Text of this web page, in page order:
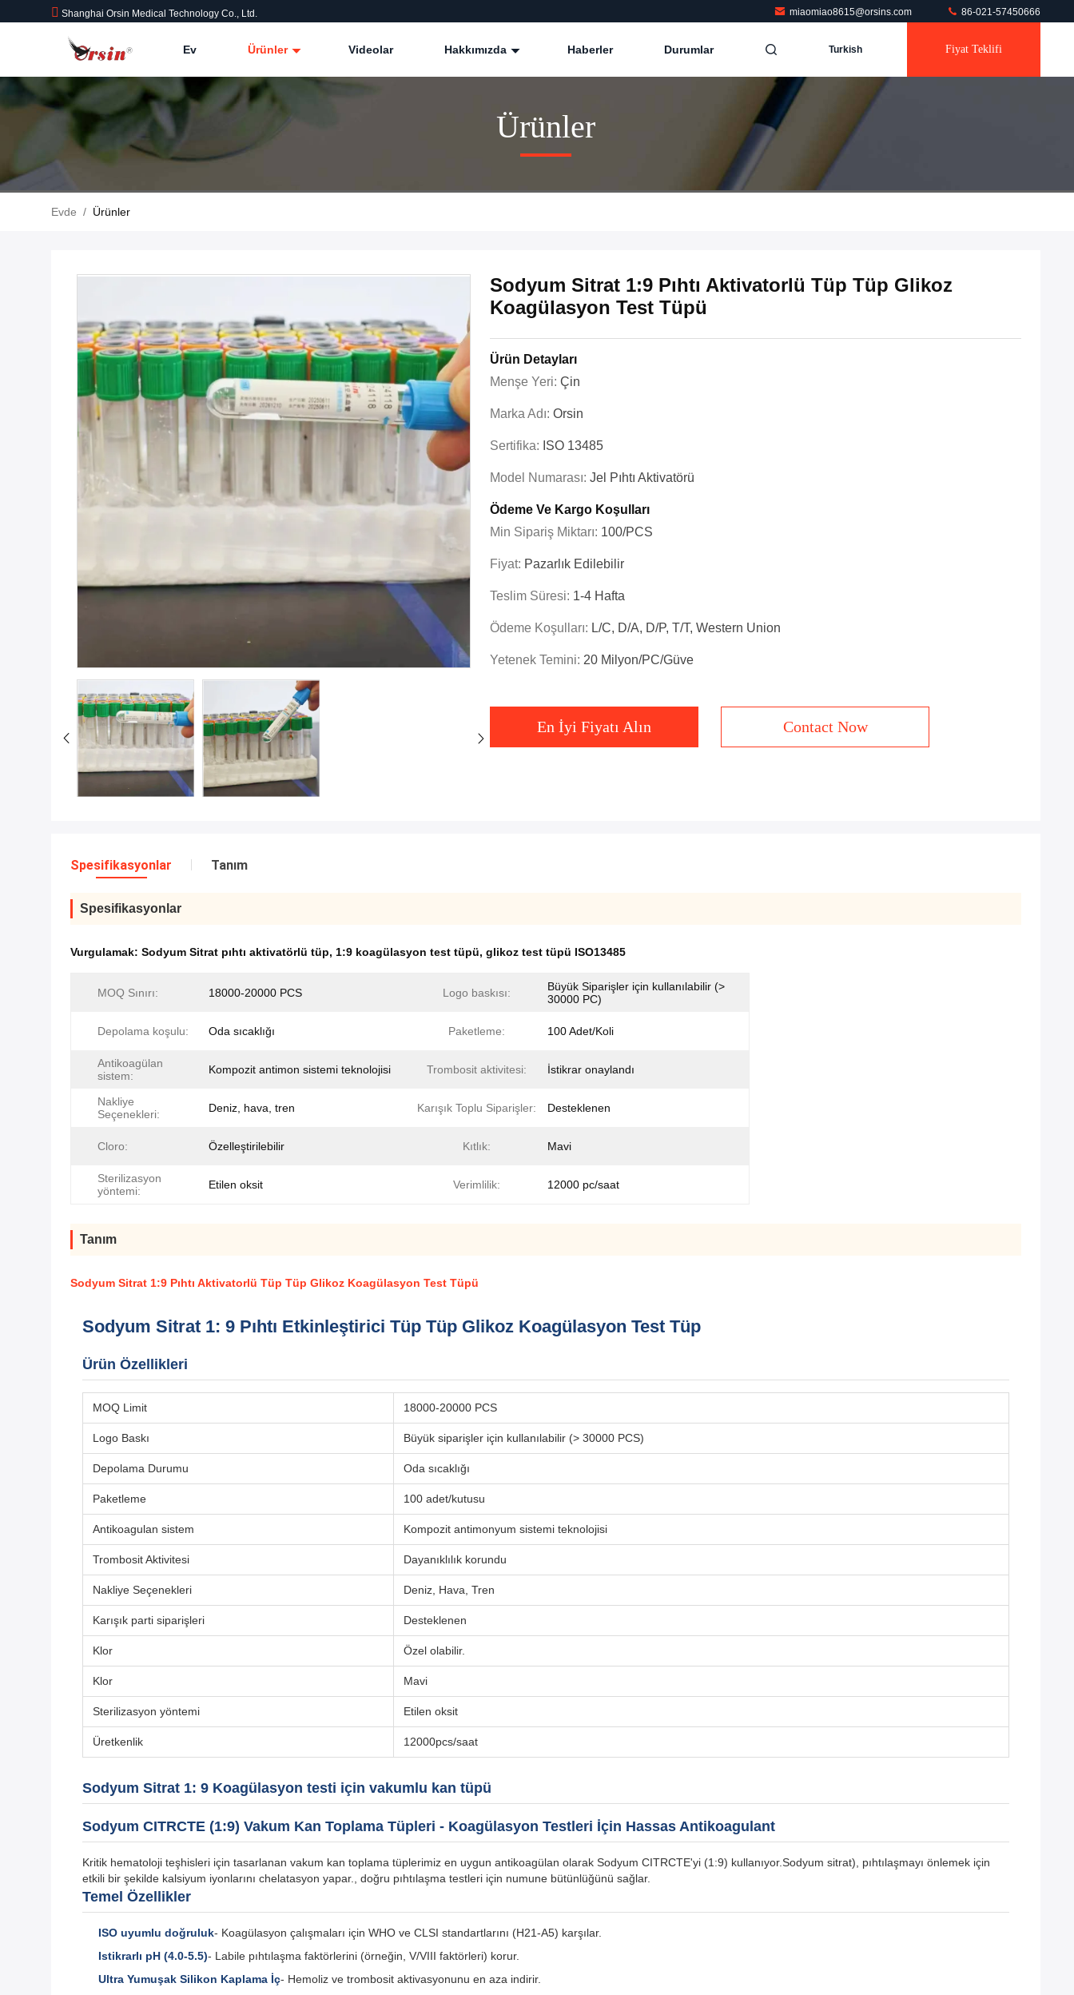
Shanghai Orsin Medical Technology Co., Ltd. miaomiao8615@orsins.com 86-021-57450666
Ev Ürünler Videolar Hakkımızda Haberler Durumlar Turkish Fiyat Teklifi
Ürünler
Evde / Ürünler
Sodyum Sitrat 1:9 Pıhtı Aktivatorlü Tüp Tüp Glikoz
Koagülasyon Test Tüpü
Ürün Detayları
Menşe Yeri: Çin
Marka Adı: Orsin
Sertifika: ISO 13485
Model Numarası: Jel Pıhtı Aktivatörü
Ödeme Ve Kargo Koşulları
Min Sipariş Miktarı: 100/PCS
Fiyat: Pazarlık Edilebilir
Teslim Süresi: 1-4 Hafta
Ödeme Koşulları: L/C, D/A, D/P, T/T, Western Union
Yetenek Temini: 20 Milyon/PC/Güve
En İyi Fiyatı Alın Contact Now
Spesifikasyonlar Tanım
Spesifikasyonlar
Vurgulamak: Sodyum Sitrat pıhtı aktivatörlü tüp, 1:9 koagülasyon test tüpü, glikoz test tüpü ISO13485
MOQ Sınırı: 18000-20000 PCS Logo baskısı:
Büyük Siparişler için kullanılabilir (>
30000 PC)
Depolama koşulu: Oda sıcaklığı Paketleme: 100 Adet/Koli
Antikoagülan
sistem:
Kompozit antimon sistemi teknolojisi Trombosit aktivitesi: İstikrar onaylandı
Nakliye
Seçenekleri:
Deniz, hava, tren Karışık Toplu Siparişler: Desteklenen
Cloro: Özelleştirilebilir Kıtlık: Mavi
Sterilizasyon
yöntemi:
Etilen oksit Verimlilik: 12000 pc/saat
Tanım
Sodyum Sitrat 1:9 Pıhtı Aktivatorlü Tüp Tüp Glikoz Koagülasyon Test Tüpü
Sodyum Sitrat 1: 9 Pıhtı Etkinleştirici Tüp Tüp Glikoz Koagülasyon Test Tüp
Ürün Özellikleri
MOQ Limit 18000-20000 PCS
Logo Baskı Büyük siparişler için kullanılabilir (> 30000 PCS)
Depolama Durumu Oda sıcaklığı
Paketleme 100 adet/kutusu
Antikoagulan sistem Kompozit antimonyum sistemi teknolojisi
Trombosit Aktivitesi Dayanıklılık korundu
Nakliye Seçenekleri Deniz, Hava, Tren
Karışık parti siparişleri Desteklenen
Klor Özel olabilir.
Klor Mavi
Sterilizasyon yöntemi Etilen oksit
Üretkenlik 12000pcs/saat
Sodyum Sitrat 1: 9 Koagülasyon testi için vakumlu kan tüpü
Sodyum CITRCTE (1:9) Vakum Kan Toplama Tüpleri - Koagülasyon Testleri İçin Hassas Antikoagulant
Kritik hematoloji teşhisleri için tasarlanan vakum kan toplama tüplerimiz en uygun antikoagülan olarak Sodyum CITRCTE'yi (1:9) kullanıyor.Sodyum sitrat), pıhtılaşmayı önlemek için
etkili bir şekilde kalsiyum iyonlarını chelatasyon yapar., doğru pıhtılaşma testleri için numune bütünlüğünü sağlar.
Temel Özellikler
ISO uyumlu doğruluk- Koagülasyon çalışmaları için WHO ve CLSI standartlarını (H21-A5) karşılar.
Istikrarlı pH (4.0-5.5)- Labile pıhtılaşma faktörlerini (örneğin, V/VIII faktörleri) korur.
Ultra Yumuşak Silikon Kaplama İç- Hemoliz ve trombosit aktivasyonunu en aza indirir.